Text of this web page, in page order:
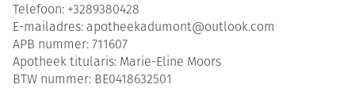
Telefoon: +3289380428
E-mailadres: apotheekadumont@outlook.com
APB nummer: 711607
Apotheek titularis: Marie-Eline Moors
BTW nummer: BE0418632501